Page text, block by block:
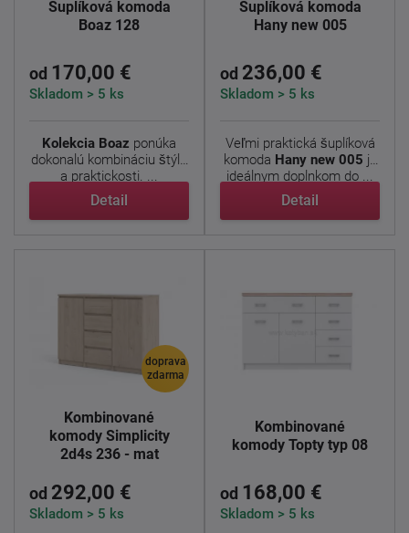
Šuplíková komoda
Boaz 128
od 170,00 €
Skladom > 5 ks
Kolekcia Boaz ponúka
dokonalú kombináciu štýlu
a praktickosti. ...
Detail
Šuplíková komoda
Hany new 005
od 236,00 €
Skladom > 5 ks
Veľmi praktická šuplíková
komoda Hany new 005 je
ideálnym doplnkom do ...
Detail
doprava
zdarma
Kombinované
komody Simplicity
2d4s 236 - mat
od 292,00 €
Skladom > 5 ks
Kombinované
komody Topty typ 08
od 168,00 €
Skladom > 5 ks